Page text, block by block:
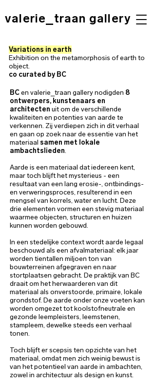
valerie_traan gallery
Variations in earth
Exhibition on the metamorphosis of earth to
object.
co curated by BC
BCen valerie_traan gallerynodigden 8
ontwerpers, kunstenaars en
architecten uit om de verschillende
kwaliteiten en potenties van aarde te
verkennen. Zij verdiepen zich in dit verhaal
en gaan op zoek naar de essentie van het
materiaal samen met lokale
ambachtslieden.
Aarde is een materiaal dat iedereen kent,
maar toch blijft het mysterieus - een
resultaat van een lang erosie-, ontbindings-
en verweringsproces, resulterend in een
mengsel van korrels, water en lucht. Deze
drie elementen vormen een stevig materiaal
waarmee objecten, structuren en huizen
kunnen worden gebouwd.
In een stedelijke context wordt aarde legaal
beschouwd als een afvalmateriaal: elk jaar
worden tientallen miljoen ton van
bouwterreinen afgegraven en naar
stortplaatsen gebracht. De praktijk van BC
draait om het herwaarderen van dit
materiaal als onverstoorde, primaire, lokale
grondstof. De aarde onder onze voeten kan
worden omgezet tot koolstofneutrale en
gezonde leempleisters, leemstenen,
stampleem, dewelke steeds een verhaal
tonen.
Toch blijft er scepsis ten opzichte van het
materiaal, omdat men zich weinig bewust is
van het potentieel van aarde in ambachten,
zowel in architectuur als design en kunst.